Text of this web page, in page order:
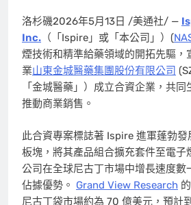
洛杉磯2026年5月13日 /美通社/ —
Inc. （「Ispire」或「本公司」）(
煙技術和精準給藥領域的開拓先驅，
業山東金城醫藥集團股份有限公司
「金城醫藥」）成立合資企業，共
推動商業銷售。
此合資專案標誌著 Ispire 進軍蓬勃發
板塊，將其產品組合擴充套件至電子
公司在全球尼古丁市場中增長速度數
佔據優勢。 Grand View Research
尼古丁袋市場約為 70 億美元，預計